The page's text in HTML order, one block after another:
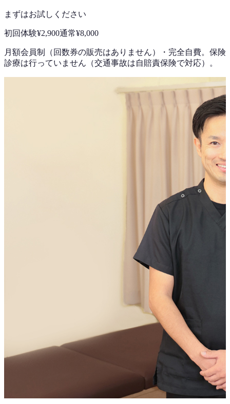
まずはお試しください
初回体験¥2,900通常¥8,000
月額会員制（回数券の販売はありません） ・ 完全自費。保険
診療は行っていません（交通事故は自賠責保険で対応）。